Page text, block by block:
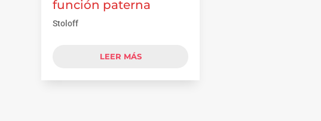
función paterna
Stoloff
LEER MÁS